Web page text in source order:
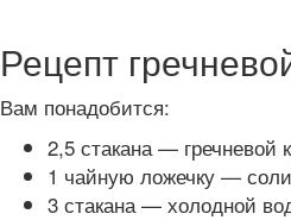
Рецепт
Вам понадобится:
2,5 стакана — гречневой
1 чайную ложечку — соли
3 стакана — холодной